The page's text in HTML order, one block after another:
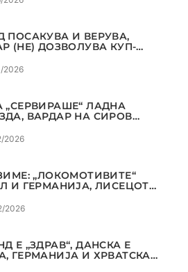
ПОСАКУВА И ВЕРУВА,
(НЕ) ДОЗВОЛУВА КУП-
2026
„СЕРВИРАШЕ“ ЛАДНА
ВАРДАР НА СИРОВ
2026
„ЛОКОМОТИВИТЕ“
И ГЕРМАНИЈА, ЛИСЕЦОТ
2026
Е „ЗДРАВ“, ДАНСКА Е
ГЕРМАНИЈА И ХРВАТСКА